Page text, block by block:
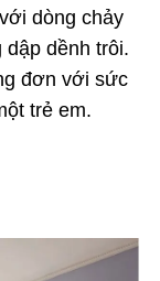
dòng chảy
dềnh trôi.
đơn với sức
trẻ em.